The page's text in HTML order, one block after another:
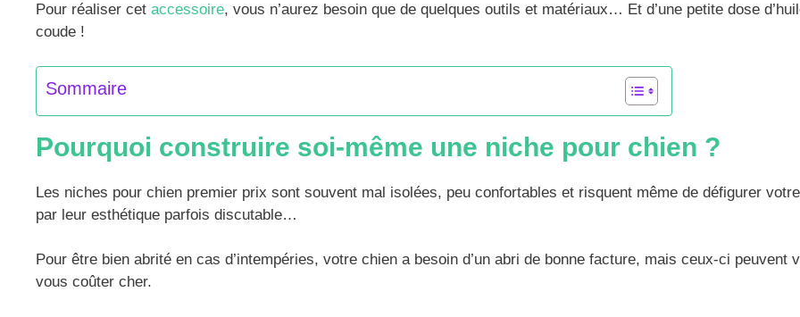
Pour réaliser cet accessoire, vous n’aurez besoin que de quelques outils et matériaux… Et d’une petite dose
coude !
Sommaire
Pourquoi construire soi-même une niche pour chien ?
Les niches pour chien premier prix sont souvent mal isolées, peu confortables et risquent même de défigurer
par leur esthétique parfois discutable…
Pour être bien abrité en cas d’intempéries, votre chien a besoin d’un abri de bonne facture, mais ceux-ci peuvent
vous coûter cher.